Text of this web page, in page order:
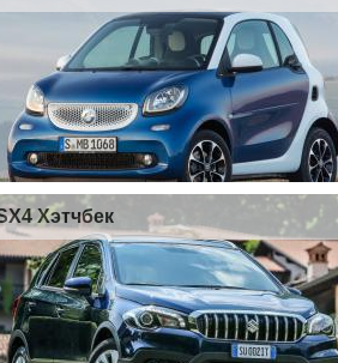
Хэтчбек